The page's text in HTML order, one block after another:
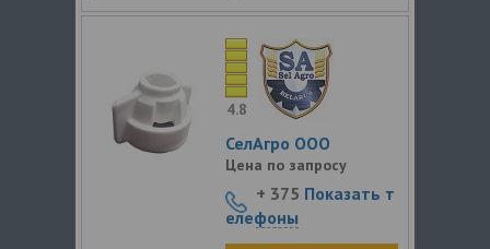
4.8
СелАгро ООО
Цена по запросу
+ 375 Показать т
елефоны